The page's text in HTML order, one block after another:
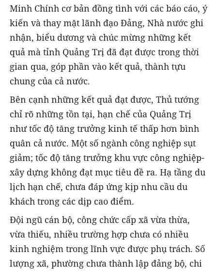
Minh Chính cơ bản đồng tình với các báo cáo, ý
kiến và thay mặt lãnh đạo Đảng, Nhà nước ghi
nhận, biểu dương và chúc mừng những kết
quả mà tỉnh Quảng Trị đã đạt được trong thời
gian qua, góp phần vào kết quả, thành tựu
chung của cả nước.
Bên cạnh những kết quả đạt được, Thủ tướng
chỉ rõ những tồn tại, hạn chế của Quảng Trị
như tốc độ tăng trưởng kinh tế thấp hơn bình
quân cả nước. Một số ngành công nghiệp sụt
giảm; tốc độ tăng trưởng khu vực công nghiệp-
xây dựng không đạt mục tiêu đề ra. Hạ tầng du
lịch hạn chế, chưa đáp ứng kịp nhu cầu du
khách trong các dịp cao điểm.
Đội ngũ cán bộ, công chức cấp xã vừa thừa,
vừa thiếu, nhiều trường hợp chưa có nhiều
kinh nghiệm trong lĩnh vực được phụ trách. Số
lượng xã, phường chưa thành lập đảng bộ, chi